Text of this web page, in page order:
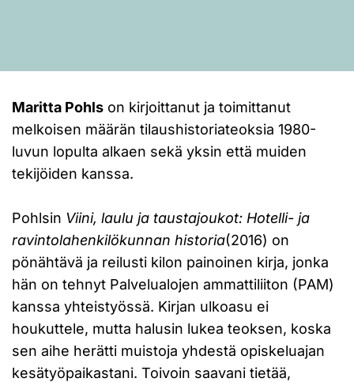
Maritta Pohls on kirjoittanut ja toimittanut
melkoisen määrän tilaushistoriateoksia 1980-
luvun lopulta alkaen sekä yksin että muiden
tekijöiden kanssa.
Pohlsin Viini, laulu ja taustajoukot: Hotelli- ja
ravintolahenkilökunnan historia(2016) on
pönähtävä ja reilusti kilon painoinen kirja, jonka
hän on tehnyt Palvelualojen ammattiliiton (PAM)
kanssa yhteistyössä. Kirjan ulkoasu ei
houkuttele, mutta halusin lukea teoksen, koska
sen aihe herätti muistoja yhdestä opiskeluajan
kesätyöpaikastani. Toivoin saavani tietää,